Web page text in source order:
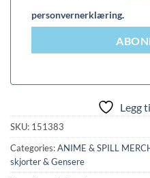
personvernerklæring.
Legg
SKU: 151383
Categories:ANIME & SPILL
skjorter & Gensere